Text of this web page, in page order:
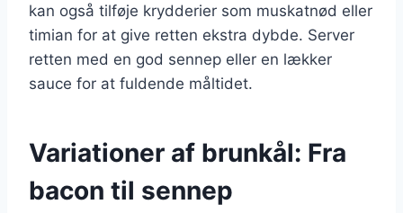
kan også tilføje krydderier som muskatnød eller
timian for at give retten ekstra dybde. Server
retten med en god sennep eller en lækker
sauce for at fuldende måltidet.
Variationer af brunkål: Fra
bacon til sennep